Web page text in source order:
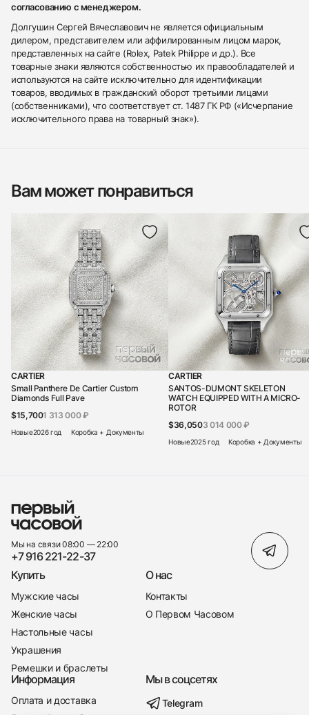
согласованию с менеджером.
Долгушин Сергей Вячеславович не является официальным
дилером, представителем или аффилированным лицом марок,
представленных на сайте (Rolex, Patek Philippe и др.). Все
товарные знаки являются собственностью их правообладателей и
используются на сайте исключительно для идентификации
товаров, вводимых в гражданский оборот третьими лицами
(собственниками), что соответствует ст. 1487 ГК РФ («Исчерпание
исключительного права на товарный знак»).
Вам может понравиться
CARTIER
Small Panthere De Cartier Custom
Diamonds Full Pave
$15,7001 313 000 ₽
Новые2026 год Коробка + Документы
CARTIER
SANTOS-DUMONT SKELETON
WATCH EQUIPPED WITH A MICRO-
ROTOR
$36,0503 014 000 ₽
Новые2025 год Коробка + Документы
Мы на связи 08:00 — 22:00
+7 916 221-22-37
Купить
Мужские часы
Женские часы
Настольные часы
Украшения
Ремешки и браслеты
О нас
Контакты
О Первом Часовом
Информация
Оплата и доставка
Мы в соцсетях
Telegram